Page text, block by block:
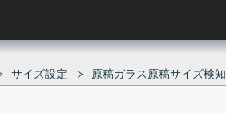
サイズ設定 原稿ガラス原稿サイズ検知